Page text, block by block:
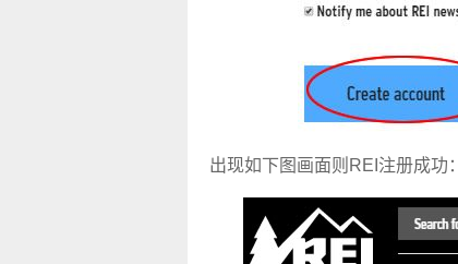
出现如下图画面则REI注册成功：